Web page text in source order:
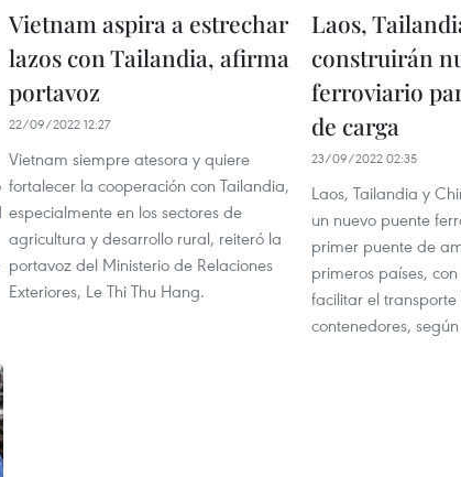
Vietnam aspira a estrechar
lazos con Tailandia, afirma
portavoz
22/09/2022 12:27
Vietnam siempre atesora y quiere
fortalecer la cooperación con Tailandia,
especialmente en los sectores de
agricultura y desarrollo rural, reiteró la
portavoz del Ministerio de Relaciones
Exteriores, Le Thi Thu Hang.
Laos,
construirán
ferroviario
de carga
23/09/2022 02:35
Laos, Tailandia y
un nuevo puente
primer puente de
primeros países,
facilitar el
contenedores,